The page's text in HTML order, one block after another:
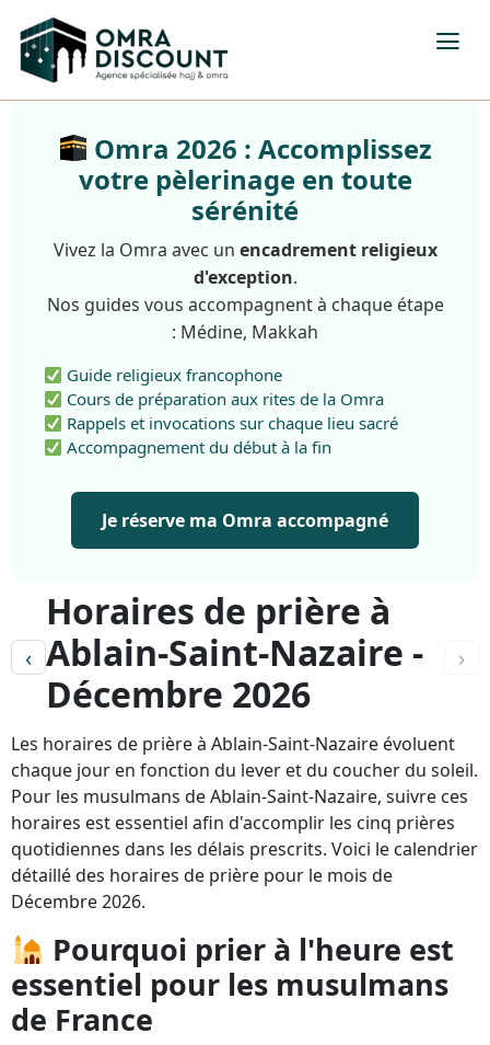
Omra 2026 : Accomplissez
votre pèlerinage en toute
sérénité
Vivez la Omra avec un encadrement religieux
d'exception.
Nos guides vous accompagnent à chaque étape
: Médine, Makkah
Guide religieux francophone
Cours de préparation aux rites de la Omra
Rappels et invocations sur chaque lieu sacré
Accompagnement du début à la fin
Je réserve ma Omra accompagné
‹
Horaires de prière à
Ablain-Saint-Nazaire -
Décembre 2026
›
Les horaires de prière à Ablain-Saint-Nazaire évoluent
chaque jour en fonction du lever et du coucher du soleil.
Pour les musulmans de Ablain-Saint-Nazaire, suivre ces
horaires est essentiel afin d'accomplir les cinq prières
quotidiennes dans les délais prescrits. Voici le calendrier
détaillé des horaires de prière pour le mois de
Décembre 2026.
Pourquoi prier à l'heure est
essentiel pour les musulmans
de France